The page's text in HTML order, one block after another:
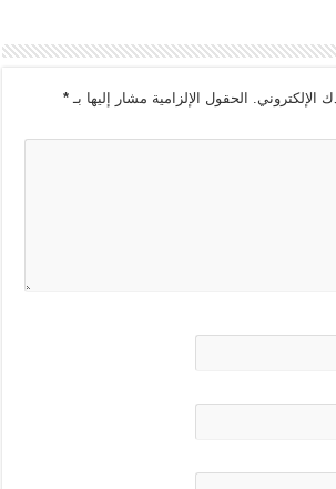
الإلكتروني. الحقول الإلزامية مشار إليها بـ*